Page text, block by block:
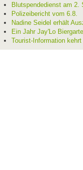
Blutspendedienst am 2.
Polizeibericht vom 6.8.
Nadine Seidel erhält
Ein Jahr Jay'Lo
Tourist-Information